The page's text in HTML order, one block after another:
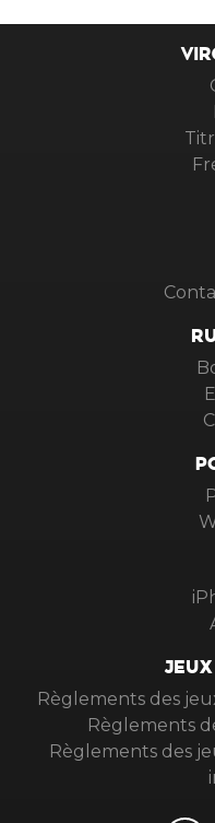
Règlements des
Règlements
Règlements des